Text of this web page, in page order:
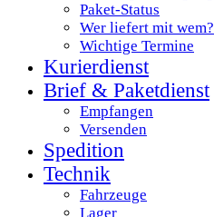
Paket-Status
Wer liefert mit wem?
Wichtige Termine
Kurierdienst
Brief & Paketdienst
Empfangen
Versenden
Spedition
Technik
Fahrzeuge
Lager